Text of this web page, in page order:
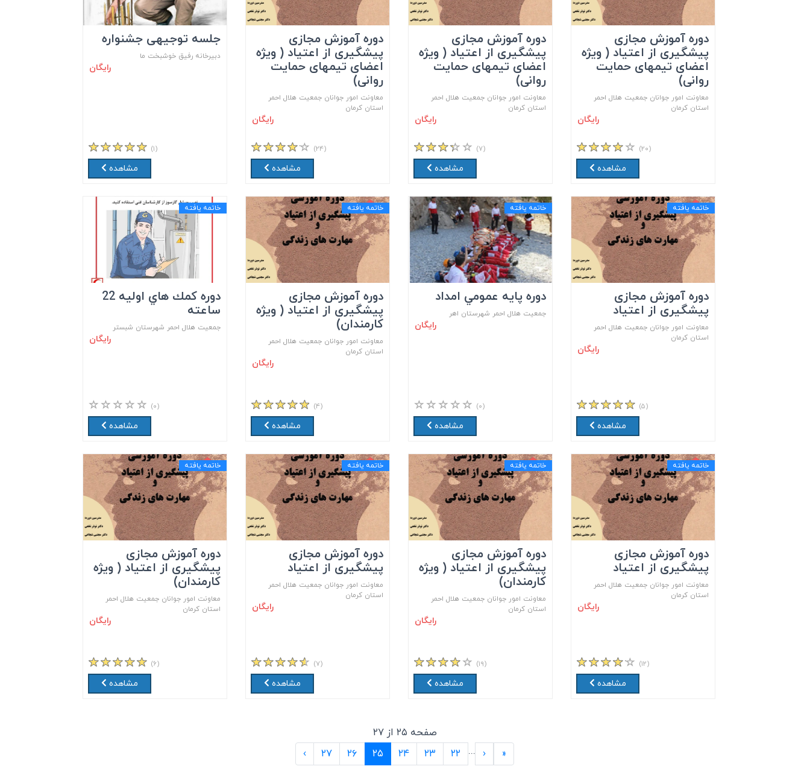
دوره آموزش مجازی
پیشگیری از اعتیاد ( ویژه
اعضای تیمهای حمایت
روانی)
معاونت امور جوانان جمعیت هلال احمر
استان کرمان
رایگان
(۲۰)
مشاهده
دوره آموزش مجازی
پیشگیری از اعتیاد ( ویژه
اعضای تیمهای حمایت
روانی)
معاونت امور جوانان جمعیت هلال احمر
استان کرمان
رایگان
(۷)
مشاهده
دوره آموزش مجازی
پیشگیری از اعتیاد ( ویژه
اعضای تیمهای حمایت
روانی)
معاونت امور جوانان جمعیت هلال احمر
استان کرمان
رایگان
(۲۴)
مشاهده
جلسه توجیهی جشنواره
دبیرخانه رفیق خوشبخت ما
رایگان
(۱)
مشاهده
خاتمه یافته
دوره آموزش مجازی
پیشگیری از اعتیاد
معاونت امور جوانان جمعیت هلال احمر
استان کرمان
رایگان
(۵)
مشاهده
خاتمه یافته
دوره پايه عمومي امداد
جمعيت هلال احمر شهرستان اهر
رایگان
(۰)
مشاهده
خاتمه یافته
دوره آموزش مجازی
پیشگیری از اعتیاد ( ویژه
کارمندان)
معاونت امور جوانان جمعیت هلال احمر
استان کرمان
رایگان
(۴)
مشاهده
خاتمه یافته
دوره كمك هاي اوليه 22
ساعته
جمعيت هلال احمر شهرستان شبستر
رایگان
(۰)
مشاهده
خاتمه یافته
دوره آموزش مجازی
پیشگیری از اعتیاد
معاونت امور جوانان جمعیت هلال احمر
استان کرمان
رایگان
(۱۲)
مشاهده
خاتمه یافته
دوره آموزش مجازی
پیشگیری از اعتیاد ( ویژه
کارمندان)
معاونت امور جوانان جمعیت هلال احمر
استان کرمان
رایگان
(۱۹)
مشاهده
خاتمه یافته
دوره آموزش مجازی
پیشگیری از اعتیاد
معاونت امور جوانان جمعیت هلال احمر
استان کرمان
رایگان
(۷)
مشاهده
خاتمه یافته
دوره آموزش مجازی
پیشگیری از اعتیاد ( ویژه
کارمندان)
معاونت امور جوانان جمعیت هلال احمر
استان کرمان
رایگان
(۶)
مشاهده
صفحه ۲۵ از ۲۷
«
‹
... ۲۲ ۲۳ ۲۴ ۲۵
(current) ۲۶ ۲۷ ›